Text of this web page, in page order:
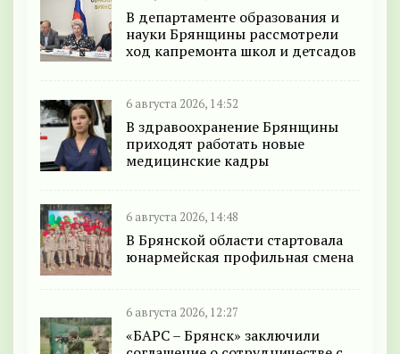
В департаменте образования и
науки Брянщины рассмотрели
ход капремонта школ и детсадов
6 августа 2026, 14:52
В здравоохранение Брянщины
приходят работать новые
медицинские кадры
6 августа 2026, 14:48
В Брянской области стартовала
юнармейская профильная смена
6 августа 2026, 12:27
«БАРС – Брянск» заключили